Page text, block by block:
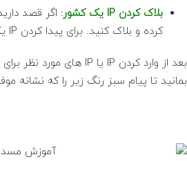
بلاک کردن IP یک کشور:
کرده و بلاک کنید. برای پیدا کردن IP یک کشور خاص می توانید از سایت
بعد از وارد کردن IP یا IP های مورد نظر برای بلاک کردن فقط کافی است روی گزینه آبی رنگ
بمانید تا پیام سبز رنگ زیر را که